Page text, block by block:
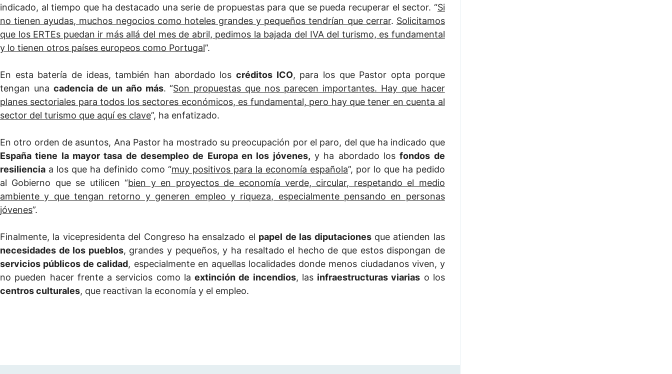
indicado, al tiempo que ha destacado una serie de propuestas para que se pueda recuperar el sector. “Si
no tienen ayudas, muchos negocios como hoteles grandes y pequeños tendrían que cerrar. Solicitamos
que los ERTEs puedan ir más allá del mes de abril, pedimos la bajada del IVA del turismo, es fundamental
y lo tienen otros países europeos como Portugal”.
En esta batería de ideas, también han abordado loscréditos ICO, para los que Pastor opta porque
tengan una cadencia de un año más. “Son propuestas que nos parecen importantes. Hay que hacer
planes sectoriales para todos los sectores económicos, es fundamental, pero hay que tener en cuenta al
sector del turismo que aquí es clave”, ha enfatizado.
En otro orden de asuntos, Ana Pastor ha mostrado su preocupación por el paro, del que ha indicado que
España tiene la mayor tasa de desempleo de Europa en los jóvenes, y ha abordado losfondos de
resiliencia a los que ha definido como “muy positivos para la economía española”, por lo que ha pedido
al Gobierno que se utilicen “bien y en proyectos de economía verde, circular, respetando el medio
ambiente y que tengan retorno y generen empleo y riqueza, especialmente pensando en personas
jóvenes”.
Finalmente, la vicepresidenta del Congreso ha ensalzado el papel de las diputacionesque atienden las
necesidades de los pueblos, grandes y pequeños, y ha resaltado el hecho de que estos dispongan de
servicios públicos de calidad, especialmente en aquellas localidades donde menos ciudadanos viven, y
no pueden hacer frente a servicios como laextinción de incendios, las infraestructuras viarias o los
centros culturales, que reactivan la economía y el empleo.